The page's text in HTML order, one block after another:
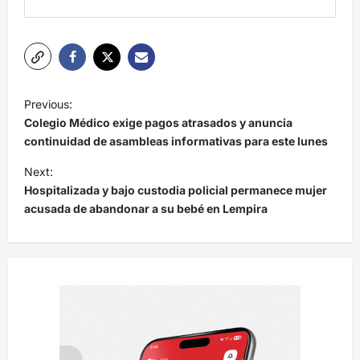
N
a
v
e
g
a
c
Previous:
Colegio Médico exige pagos atrasados y anuncia
continuidad de asambleas informativas para este lunes
Next:
Hospitalizada y bajo custodia policial permanece mujer
acusada de abandonar a su bebé en Lempira